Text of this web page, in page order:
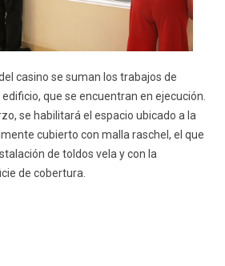
casino se suman los trabajos de
que se encuentran en ejecución.
se habilitará el espacio ubicado a la
cubierto con malla raschel, el que
de toldos vela y con la
de cobertura.